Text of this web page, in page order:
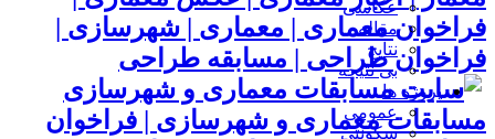
فراخوان معماری | معماری | شهرسازی |
فراخوان طراحی | مسابقه طراحی
مسابقات معماری و شهرسازی | فراخوان
عکاسی
مقاله
نتایج
بی نتیجه
پروژه ها
عمومی
سکونتی